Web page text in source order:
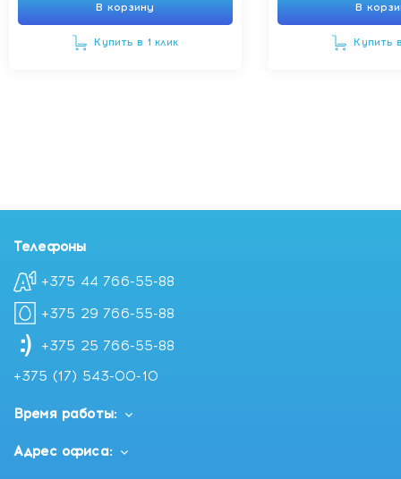
В корзину
Купить в 1 клик
В
Купить
Телефоны
+375 44 766-55-88
+375 29 766-55-88
+375 25 766-55-88
+375 (17) 543-00-10
Время работы:
Адрес офиса: